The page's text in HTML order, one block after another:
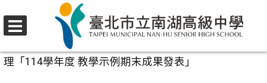
至
要
校園公告
理「114學年度 教學示例期末成果發表」
選
單